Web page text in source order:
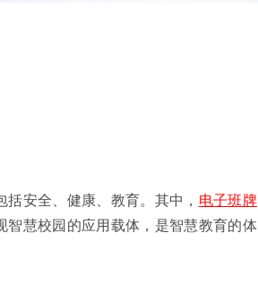
安全、健康、教育。其中， 电子班牌
智慧校园的应用载体，是智慧教育的体